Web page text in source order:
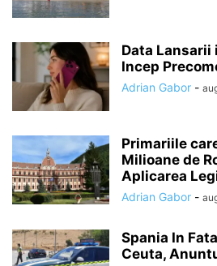
Data Lansarii
Incep
Adrian Gabor -
Primariile
Milioane de
Aplicarea
Adrian Gabor -
Spania In
Ceuta,